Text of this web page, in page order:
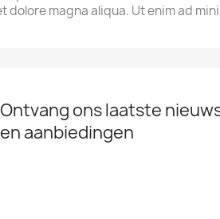
dolore magna aliqua. Ut enim ad
Ontvang ons laatste
en aanbiedingen